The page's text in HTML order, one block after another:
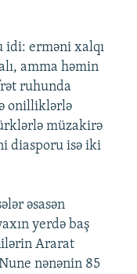
idi: erməni xalqı
amma həmin
ruhunda
onilliklərlə
müzakirə
diasporu isə iki
əsasən
yerdə baş
Ararat
nənənin 85